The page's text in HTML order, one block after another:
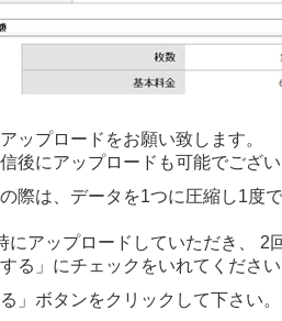
ップロードをお願い致します。
後にアップロードも可能でござ
際は、データを1つに圧縮し1度
にアップロードしていただき、 2
る」にチェックをいれてくださ
」ボタンをクリックして下さい。